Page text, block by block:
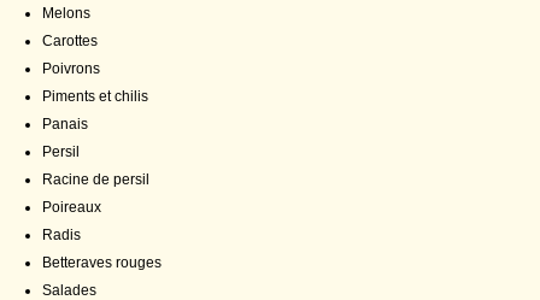
Melons
Carottes
Poivrons
Piments et chilis
Panais
Persil
Racine de persil
Poireaux
Radis
Betteraves rouges
Salades